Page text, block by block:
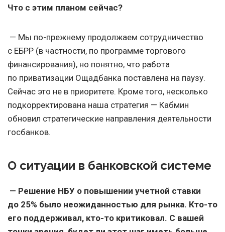
Что с этим планом сейчас?
— Мы по-прежнему продолжаем сотрудничество
с ЕБРР (в частности, по программе торгового
финансирования), но понятно, что работа
по приватизации Ощадбанка поставлена на паузу.
Сейчас это не в приоритете. Кроме того, несколько
подкорректирована наша стратегия — Кабмин
обновил стратегические направления деятельности
госбанков.
О ситуации в банковской системе
— Решение НБУ о повышении учетной ставки
до 25% было неожиданностью для рынка. Кто-то
его поддерживал, кто-то критиковал. С вашей